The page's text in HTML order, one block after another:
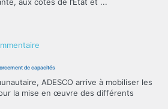
et
les
violences
basées
contre
IST/VIH-
SIDA,
de capacités
ADESCO arrive à mobiliser les
la mise en œuvre des différents